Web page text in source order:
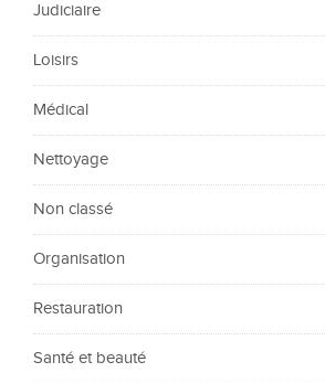
Judiciaire
Loisirs
Médical
Nettoyage
Non classé
Organisation
Restauration
Santé et beauté